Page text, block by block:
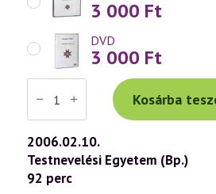
3 000 Ft
DVD
3 000 Ft
Váradi
Tibor
előadás
(408)
—
„Isten,
áldd
meg
a
Kosárba
2006.02.10.
Testnevelési Egyetem (Bp.)
92 perc